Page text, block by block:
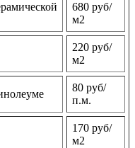
680 руб/
м2
220 руб/
м2
80 руб/
п.м.
170 руб/
м2